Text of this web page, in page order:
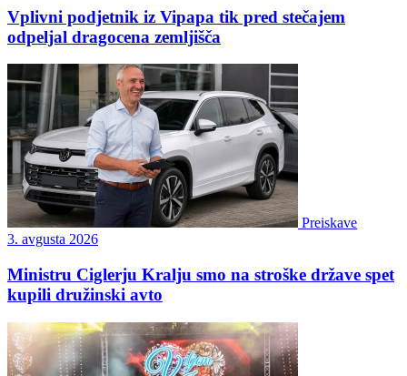
Vplivni podjetnik iz Vipapa tik pred stečajem
odpeljal dragocena zemljišča
Preiskave
3. avgusta 2026
Ministru Ciglerju Kralju smo na stroške države spet
kupili družinski avto